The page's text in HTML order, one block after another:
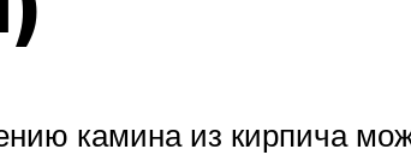
камина из кирпича